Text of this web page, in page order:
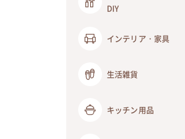
DIY
インテリア・家具
生活雑貨
キッチン用品